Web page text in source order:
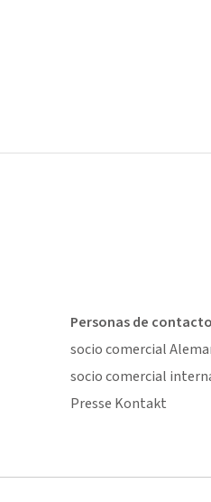
Personas de contacto
socio comercial
socio comercial
Presse Kontakt